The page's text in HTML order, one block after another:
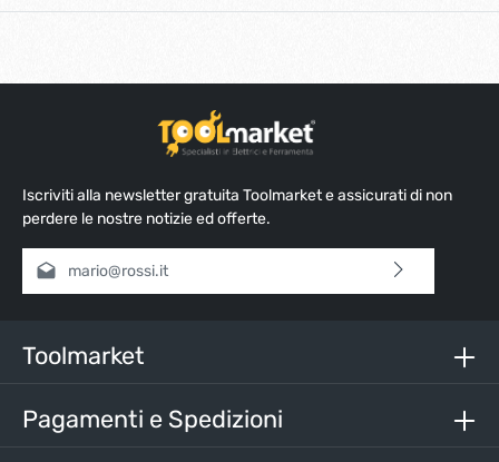
Iscriviti alla newsletter gratuita Toolmarket e assicurati di non
perdere le nostre notizie ed offerte.
Indirizzo e-mail*
nostri termini e condizioni generali
Inserisci i caratteri sopra*
Toolmarket
Pagamenti e Spedizioni